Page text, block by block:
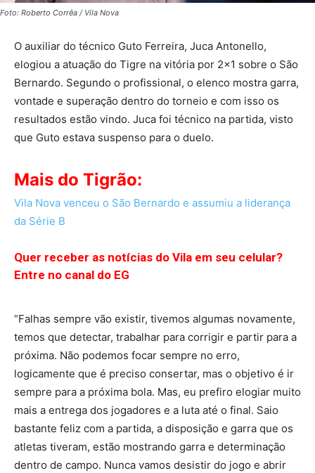
Foto: Roberto Corrêa / Vila Nova
O auxiliar do técnico Guto Ferreira, Juca Antonello,
elogiou a atuação do Tigre na vitória por 2×1 sobre o São
Bernardo. Segundo o profissional, o elenco mostra garra,
vontade e superação dentro do torneio e com isso os
resultados estão vindo. Juca foi técnico na partida, visto
que Guto estava suspenso para o duelo.
Mais do Tigrão:
Vila Nova venceu o São Bernardo e assumiu a liderança
da Série B
Quer receber as notícias do Vila em seu celular?
Entre no canal do EG
“Falhas sempre vão existir, tivemos algumas novamente,
temos que detectar, trabalhar para corrigir e partir para a
próxima. Não podemos focar sempre no erro,
logicamente que é preciso consertar, mas o objetivo é ir
sempre para a próxima bola. Mas, eu prefiro elogiar muito
mais a entrega dos jogadores e a luta até o final. Saio
bastante feliz com a partida, a disposição e garra que os
atletas tiveram, estão mostrando garra e determinação
dentro de campo. Nunca vamos desistir do jogo e abrir